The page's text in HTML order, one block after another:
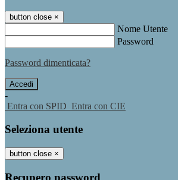
button close ×
Nome Utente
Password
Password dimenticata?
-
Entra con SPID Entra con CIE
Seleziona utente
button close ×
Recupero password